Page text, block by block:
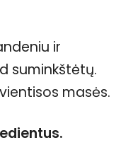
ir
suminkštėtų.
masės.